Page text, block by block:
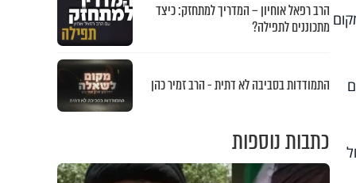
הרב רפאל אוחיון – המדריך למתחזק: כיצד
מתכוננים לתפילה?
התמודדות בסביבה לא דתית - הרב זמיר כהן
כתבות נוספות